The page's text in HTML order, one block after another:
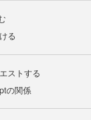
る
ストする
の関係